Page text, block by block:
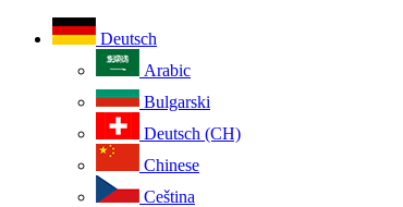
Deutsch
Arabic
Bulgarski
Deutsch (CH)
Chinese
Ceština